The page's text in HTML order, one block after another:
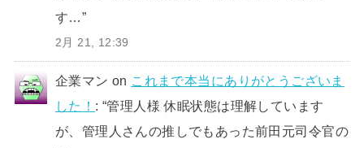
す…”
2月 21, 12:39
企業マン on これまで本当にありがとうございま
した！ : “管理人様 休眠状態は理解しています
が、管理人さんの推しでもあった前田元司令官の